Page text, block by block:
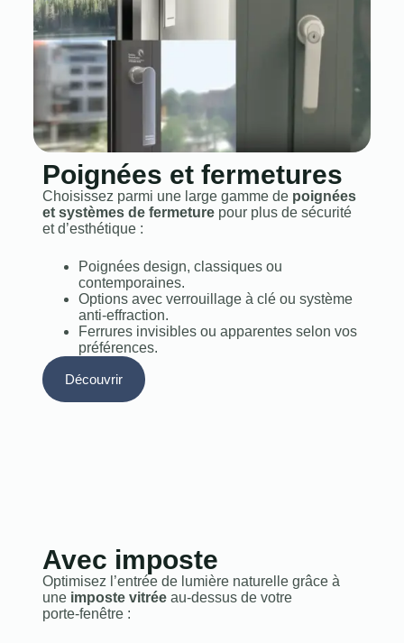
Poignées et fermetures
Choisissez parmi une large gamme de poignées
et systèmes de fermeturepour plus de sécurité
et d’esthétique :
Poignées design, classiques ou
contemporaines.
Options avec verrouillage à clé ou système
anti‑effraction.
Ferrures invisibles ou apparentes selon vos
préférences.
Découvrir
Avec imposte
Optimisez l’entrée de lumière naturelle grâce à
une imposte vitréeau‑dessus de votre
porte‑fenêtre :